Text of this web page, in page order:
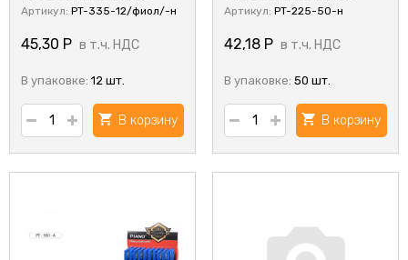
Артикул: PT-335-12/фиол/-н
45,30 Р в т.ч. НДС
В упаковке: 12 шт.
В корзину
Артикул: PT-225-50-н
42,18 Р в т.ч. НДС
В упаковке: 50 шт.
В корзину